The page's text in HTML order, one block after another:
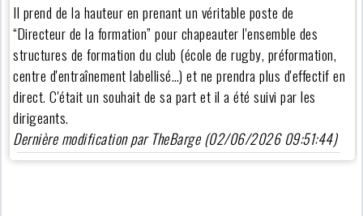
Il prend de la hauteur en prenant un véritable poste de
“Directeur de la formation” pour chapeauter l'ensemble des
structures de formation du club (école de rugby, préformation,
centre d'entraînement labellisé…) et ne prendra plus d'effectif en
direct. C'était un souhait de sa part et il a été suivi par les
dirigeants.
Dernière modification par TheBarge (02/06/2026 09:51:44)